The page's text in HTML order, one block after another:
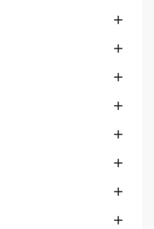







